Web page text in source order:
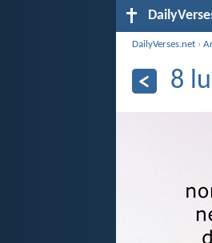
DailyVerses.net ›
8